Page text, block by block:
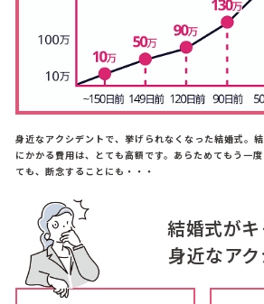
身近なアクシデントで、挙げられなくなった結婚式。
にかかる費用は、とても高額です。あらためてもう一
ても、断念することにも・・・
結婚式が
身近なア